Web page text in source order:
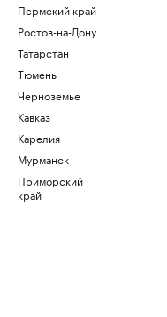
Пермский край
Ростов-на-Дону
Татарстан
Тюмень
Черноземье
Кавказ
Карелия
Мурманск
Приморский
край